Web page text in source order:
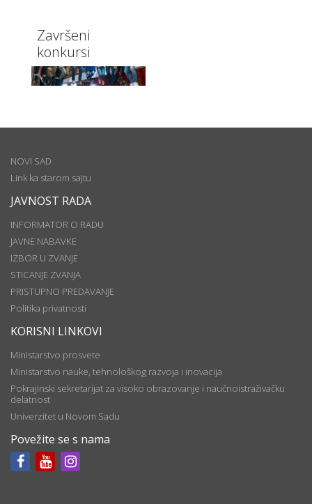
Završeni
konkursi
NOVI SAD
Link ka starom sajtu
JAVNOST RADA
INFORMATOR O RADU
JAVNE NABAVKE
IZBOR U ZVANJE
STICANJE ZVANJA
PRISTUPNO PREDAVANJE
Politika privatnosti
KORISNI LINKOVI
Ministarstvo prosvete
Ministarstvo nauke, tehnološkog razvoja i inovacija
Pokrajinski sekretarijat za visoko obrazovanje i naučnoistraživačku
delatnost
Univerzitet u Novom Sadu
Povežite se s nama